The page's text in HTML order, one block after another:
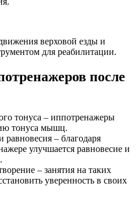
верховой езды и
для реабилитации.
после
тонуса – иппотренажеры
тонуса мышц.
равновесия – благодаря
улучшается равновесие и
– занятия на таких
уверенность в своих